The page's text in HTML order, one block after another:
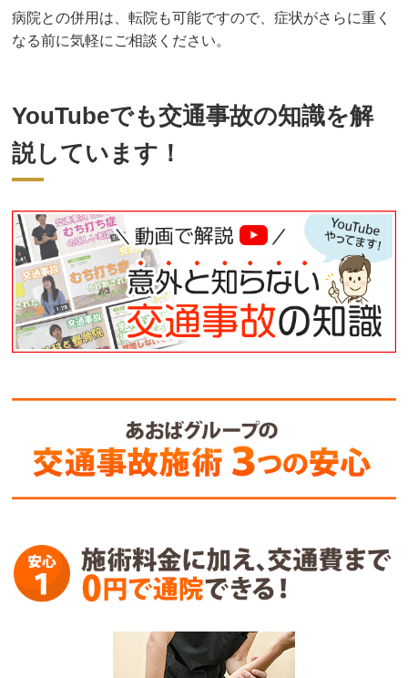
病院との併用は、転院も可能ですので、症状がさらに重く
なる前に気軽にご相談ください。
YouTubeでも交通事故の知識を解
説しています！